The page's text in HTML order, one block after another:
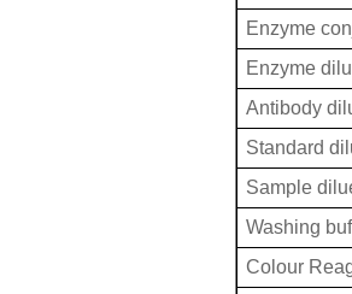
Enzyme
Enzyme
Antibody
Standard
Sample
Washing
Colour